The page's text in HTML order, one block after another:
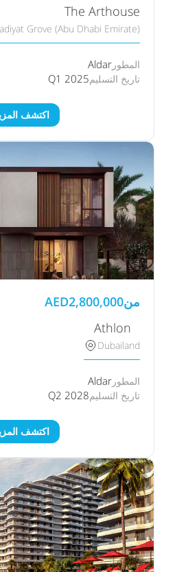
The Arthouse
Grove (Abu Dhabi Emirate)
المطور Aldar
تاريخ التسليمQ1 2025
اكتشف
من AED2,800,000
Athlon⠀
Dubailand
المطور Aldar
تاريخ التسليمQ2 2028
اكتشف